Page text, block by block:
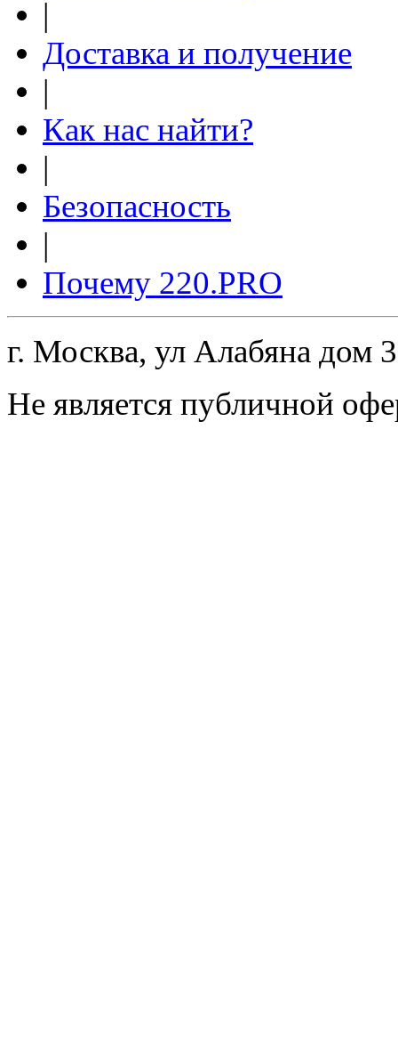
|
Доставка и получение
|
Как нас найти?
|
Безопасность
|
Почему 220.PRO
г. Москва, ул Алабяна дом
Не является публичной